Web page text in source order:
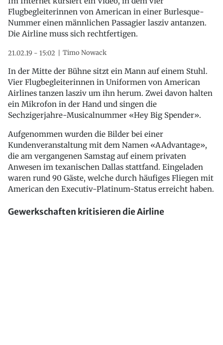
Flugbegleiterinnen von American in einer Burlesque-
Nummer einen männlichen Passagier lasziv antanzen.
Die Airline muss sich rechtfertigen.
21.02.19 - 15:02 Timo Nowack
In der Mitte der Bühne sitzt ein Mann auf einem Stuhl.
Vier Flugbegleiterinnen in Uniformen von American
Airlines tanzen lasziv um ihn herum. Zwei davon halten
ein Mikrofon in der Hand und singen die
Sechzigerjahre-Musicalnummer «Hey Big Spender».
Aufgenommen wurden die Bilder bei einer
Kundenveranstaltung mit dem Namen «AAdvantage»,
die am vergangenen Samstag auf einem privaten
Anwesen im texanischen Dallas stattfand. Eingeladen
waren rund 90 Gäste, welche durch häufiges Fliegen mit
American den Executiv-Platinum-Status erreicht haben.
Gewerkschaften kritisieren die Airline